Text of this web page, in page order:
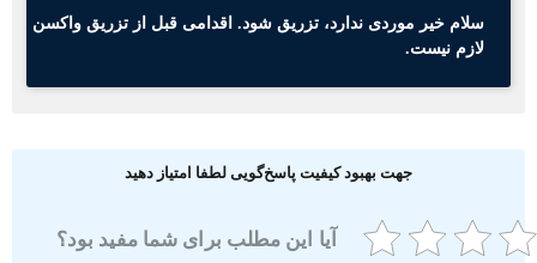
سلام خیر موردی ندارد، تزریق شود. اقدامی قبل از تزریق واکسن
لازم نیست.
جهت بهبود کیفیت پاسخ‌گویی لطفا امتیاز دهید
آیا این مطلب برای شما مفید بود؟